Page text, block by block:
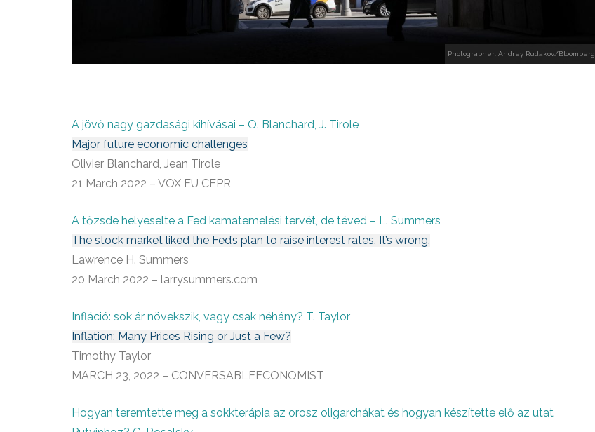
Photographer: Andrey Rudakov/Bloomberg
A jövő nagy gazdasági kihívásai – O. Blanchard, J. Tirole
Major future economic challenges
Olivier Blanchard, Jean Tirole
21 March 2022 – VOX EU CEPR
A tőzsde helyeselte a Fed kamatemelési tervét, de téved – L. Summers
The stock market liked the Fed’s plan to raise interest rates. It’s wrong.
Lawrence H. Summers
20 March 2022 – larrysummers.com
Infláció: sok ár növekszik, vagy csak néhány? T. Taylor
Inflation: Many Prices Rising or Just a Few?
Timothy Taylor
MARCH 23, 2022 – CONVERSABLEECONOMIST
Hogyan teremtette meg a sokkterápia az orosz oligarchákat és hogyan készítette elő az utat